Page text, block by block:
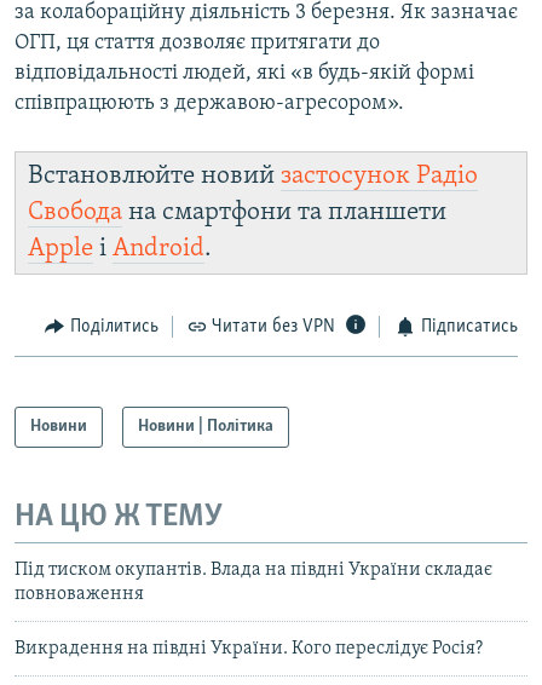
за колабораційну діяльність 3 березня. Як зазначає
ОГП, ця стаття дозволяє притягати до
відповідальності людей, які «в будь-якій формі
співпрацюють з державою-агресором».
Встановлюйте новий застосунок Радіо
Свобода на смартфони та планшети
Apple і Android.
Поділитись Читати без VPN Підписатись
Новини Новини | Політика
НА ЦЮ Ж ТЕМУ
Під тиском окупантів. Влада на півдні України складає
повноваження
Викрадення на півдні України. Кого переслідує Росія?